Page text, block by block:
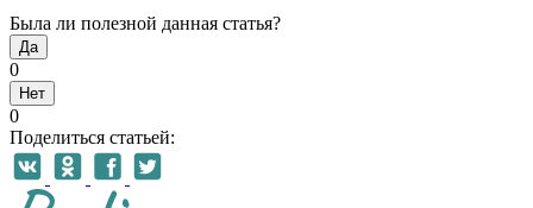
Была ли полезной данная статья?
Да
0
Нет
0
Поделиться статьей: